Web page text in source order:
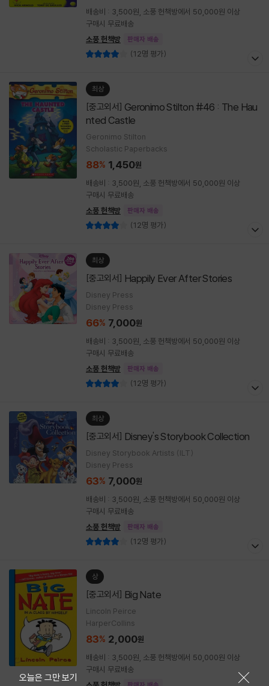
배송비 : 3,500원, 소풍 헌책방에서 50,000원 이상
구매시 무료배송
소풍 헌책방
판매자 배송
(12명 평가)
최상
[중고외서]
nted Castle
Geronimo Stilton
Scholastic Paperbacks
88% 1,450원
배송비 : 3,500원, 소풍 헌책방에서 50,000원 이상
구매시 무료배송
소풍 헌책방
판매자 배송
(12명 평가)
최상
[중고외서] Happily Ever After Stories
Disney Press
Disney Press
66% 7,000원
배송비 : 3,500원, 소풍 헌책방에서 50,000원 이상
구매시 무료배송
소풍 헌책방
판매자 배송
(12명 평가)
최상
[중고외서] Disney's Storybook Collection
Disney Storybook Artists (ILT)
Disney Press
63% 7,000원
배송비 : 3,500원, 소풍 헌책방에서 50,000원 이상
구매시 무료배송
소풍 헌책방
판매자 배송
(12명 평가)
상
[중고외서] Big Nate
Lincoln Peirce
HarperCollins
83% 2,000원
배송비 : 3,500원, 소풍 헌책방에서 50,000원 이상
구매시 무료배송
오늘은 그만 보기